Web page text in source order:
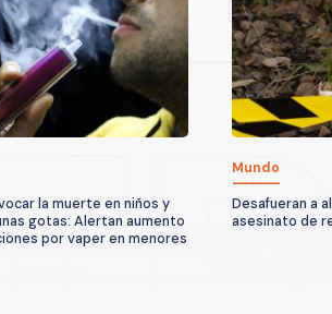
la muerte en niños y
gotas: Alertan aumento
por vaper en menores
Mundo
Desafueran a
asesinato de